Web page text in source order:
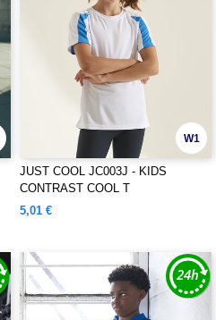
W1
JUST COOL JC003J - KIDS
CONTRAST COOL T
5,01 €